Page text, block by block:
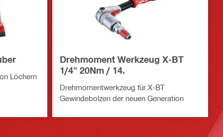
Löchern
Drehmoment Werkzeug X-BT
1/4" 20Nm / 14.
Drehmomentwerkzeug für X-BT
Gewindebolzen der neuen Generation